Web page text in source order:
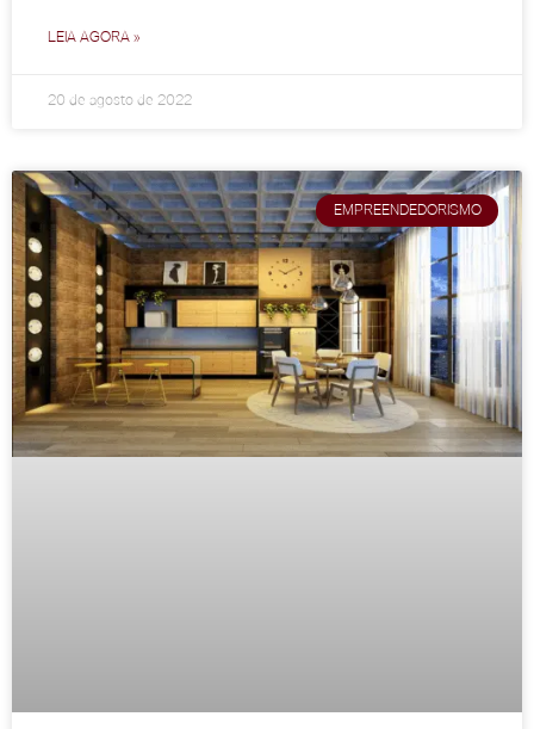
LEIA AGORA »
20 de agosto de 2022
EMPREENDEDORISMO